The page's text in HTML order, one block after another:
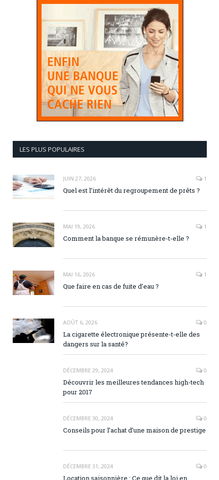
LES PLUS POPULAIRES
JUIN 27, 2026 1
Quel est l’intérêt du regroupement de prêts ?
MAI 19, 2026 1
Comment la banque se rémunère-t-elle ?
MAI 16, 2026 1
Que faire en cas de fuite d’eau ?
AOÛT 6, 2026 0
La cigarette électronique présente-t-elle des
dangers sur la santé?
DÉCEMBRE 29, 2024 0
Découvrir les meilleures tendances high-tech
pour 2017
DÉCEMBRE 30, 2024 0
Conseils pour l’achat d’une maison de prestige
DÉCEMBRE 31, 2024 0
Location saisonnière : Ce que dit la loi en